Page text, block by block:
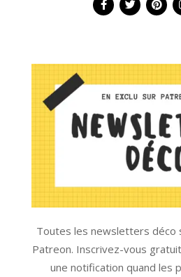
Toutes les newsletters déco
Patreon. Inscrivez-vous
une notification quand les